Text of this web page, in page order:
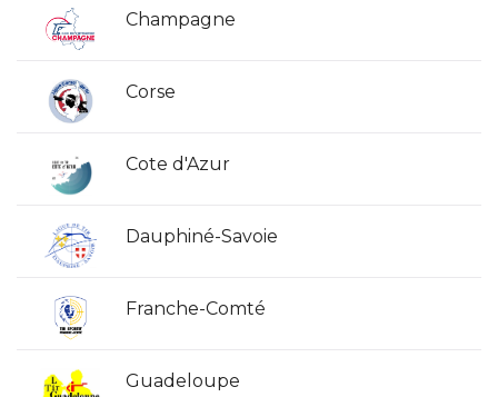
Champagne
Corse
Cote d'Azur
Dauphiné-Savoie
Franche-Comté
Guadeloupe